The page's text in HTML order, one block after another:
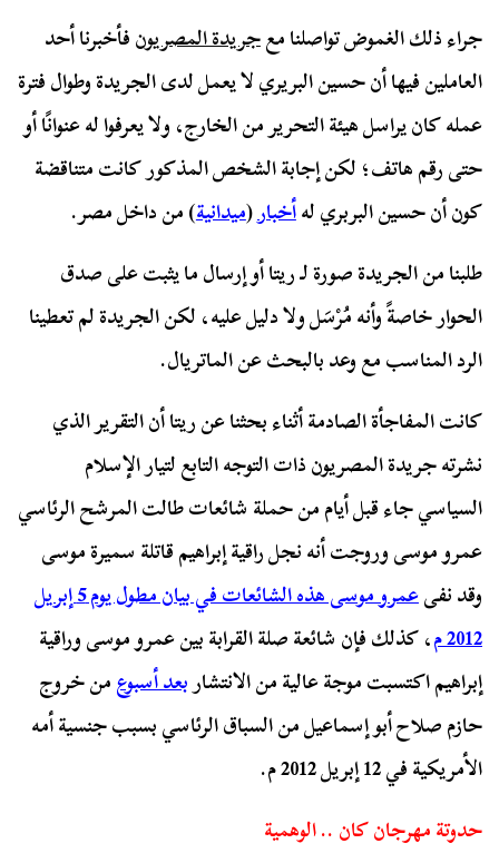
جراء ذلك الغموض تواصلنا معجريدة المصريونفأخبرنا أحد
العاملين فيها أن حسين البريري لا يعمل لدى الجريدة وطوال فترة
عمله كان يراسل هيئة التحرير من الخارج، ولا يعرفوا له عنوانًا أو
حتى رقم هاتف؛ لكن إجابة الشخص المذكور كانت متناقضة
كون أن حسين البربري لهأخبار(ميدانية) من داخل مصر.
طلبنا من الجريدة صورة لـ ريتا أو إرسال ما يثبت على صدق
الحوار خاصةً وأنه مُرْسَل ولا دليل عليه، لكن الجريدة لم تعطينا
الرد المناسب مع وعد بالبحث عن الماتريال.
كانت المفاجأة الصادمة أثناء بحثنا عن ريتا أن التقرير الذي
نشرته جريدة المصريون ذات التوجه التابع لتيار الإسلام
السياسي جاء قبل أيام من حملة شائعات طالت المرشح الرئاسي
عمرو موسى وروجت أنه نجل راقية إبراهيم قاتلة سميرة موسى
وقد نفى
عمرو موسى هذه الشائعات في بيان مطول يوم 5 إبريل
2012 م ، كذلك فإن شائعة صلة القرابة بين عمرو موسى وراقية
إبراهيم اكتسبت موجة عالية من الانتشاربعد أسبوعمن خروج
حازم صلاح أبو إسماعيل من السباق الرئاسي بسبب جنسية أمه
الأمريكية في 12 إبريل 2012 م.
حدوتة مهرجان كان .. الوهمية